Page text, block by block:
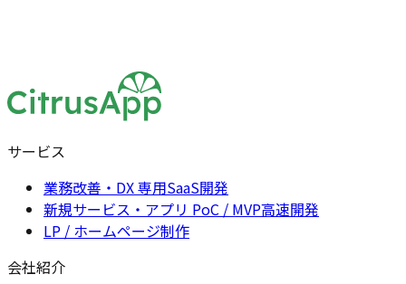
サービス
業務改善・DX 専用SaaS開発
新規サービス・アプリ PoC / MVP高速開発
LP / ホームページ制作
会社紹介